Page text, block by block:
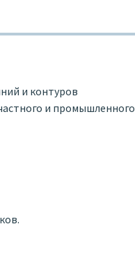
и контуров
и промышленного